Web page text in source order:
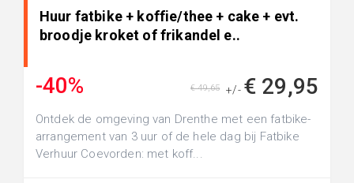
Huur fatbike + koffie/thee + cake + evt.
broodje kroket of frikandel e..
-40% +/- € 29,95
€ 49,65
Ontdek de omgeving van Drenthe met een fatbike-
arrangement van 3 uur of de hele dag bij Fatbike
Verhuur Coevorden: met koff...